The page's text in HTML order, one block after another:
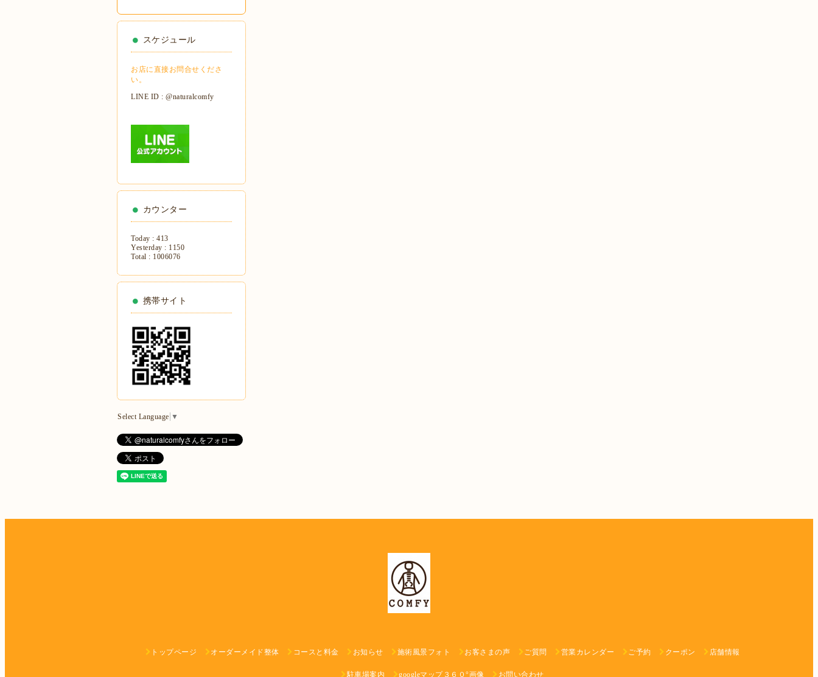
スケジュール
お店に直接お問合せくださ
い。
LINE ID : @naturalcomfy
カウンター
Today : 413
Yesterday : 1150
Total : 1006076
携帯サイト
Select Language ▼
トップページ オーダーメイド整体 コースと料金 お知らせ 施術風景フォト お客さまの声 ご質問 営業カレンダー ご予約 クーポン 店舗情報
駐車場案内 googleマップ３６０°画像 お問い合わせ